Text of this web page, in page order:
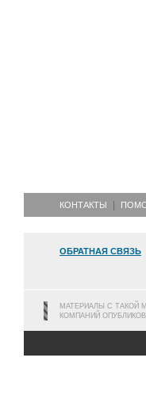
КОНТАКТЫ
ОБРАТНАЯ СВЯЗЬ
МАТЕРИАЛЫ С ТАКОЙ
КОМПАНИЙ